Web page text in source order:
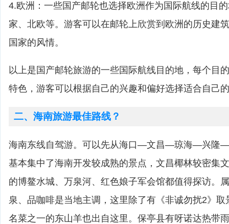
4.欧洲：一些国产邮轮也选择欧洲作为国际航线的目
家、北欧等。游客可以在邮轮上欣赏到欧洲的历史建
国家的风情。
以上是国产邮轮旅游的一些国际航线目的地，每个目
特色，游客可以根据自己的兴趣和偏好选择适合自己
二、海南旅游最佳路线？
海南东线自驾游。可以先从海口—文昌—琼海—兴隆
基本集中了海南开发较成熟的景点，文昌椰林较密集
的博鳌水城、万泉河、红色娘子军会馆都值得探访。
泉、品咖啡是当地主调，这里除了有《非诚勿扰2》
名菜之一的东山羊也出自这里。保亭县有呀诺达热带